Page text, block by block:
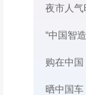
夜市人气
“中国智
购在中
晒中国车